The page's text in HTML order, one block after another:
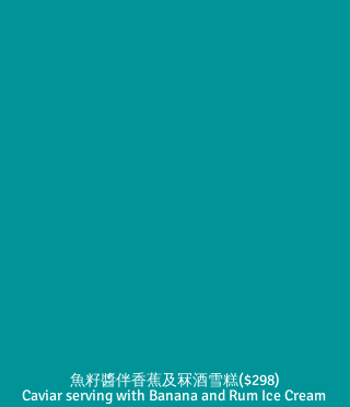
魚籽醬伴香蕉及冧酒雪糕($298)
Caviar serving with Banana and Rum Ice Cream